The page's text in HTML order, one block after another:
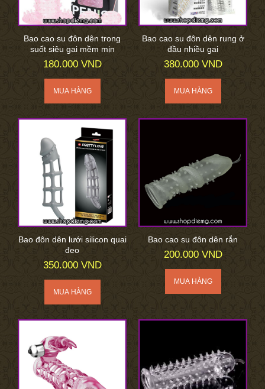
Bao cao su đôn dên trong
suốt siêu gai mềm mịn
180.000 VND
Bao cao su đôn dên rung ở
đầu nhiều gai
380.000 VND
Bao đôn dên lưới silicon quai
đeo
350.000 VND
Bao cao su đôn dên rắn
200.000 VND